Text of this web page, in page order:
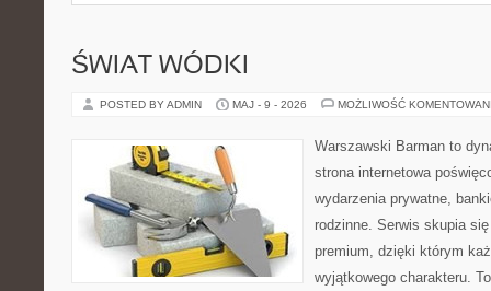
ŚWIAT WÓDKI
POSTED BY ADMIN MAJ - 9 - 2026 MOŻLIWOŚĆ
Warszawski Barman to
strona internetowa
wydarzenia prywatne,
rodzinne. Serwis skupia
premium, dzięki którym
wyjątkowego charakteru.